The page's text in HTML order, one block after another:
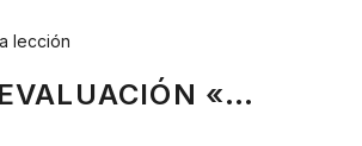
lección
AUTOEVALUACIÓN «MARCA PERSONAL» CUESTIONARIO